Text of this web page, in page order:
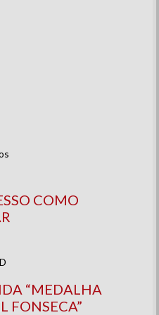
COMO
“MEDALHA
FONSECA”